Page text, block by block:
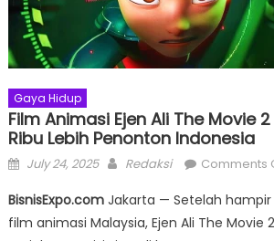
Gaya Hidup
Film Animasi Ejen Ali The Movie
Ribu Lebih Penonton Indonesia
Posted
July 24, 2025 Author
Redaksi Comments
BisnisExpo.comJakarta — Setelah
film animasi Malaysia, Ejen Ali The Movie